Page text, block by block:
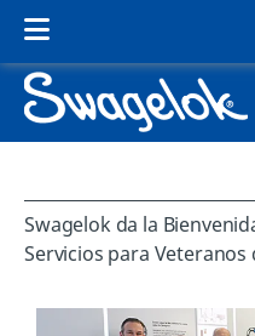
Swagelok da la
Servicios para Veteranos